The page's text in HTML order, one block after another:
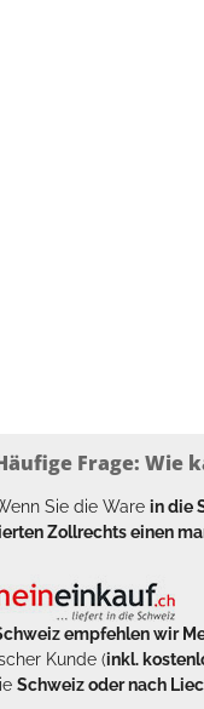
Frage: Wie
Sie die Ware in die
Zollrechts einen
empfehlen wir
Kunde (inkl.
Schweiz oder nach